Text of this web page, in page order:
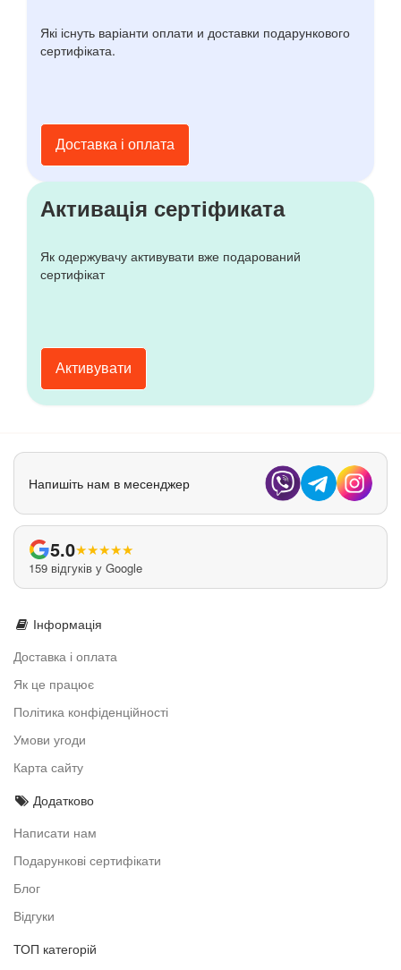
Які існуть варіанти оплати и доставки подарункового
сертифіката.
Доставка і оплата
Активація сертіфиката
Як одержувачу активувати вже подарований
сертифікат
Активувати
Напишіть нам в месенджер
5.0★★★★★
159 відгуків у Google
Інформація
Доставка і оплата
Як це працює
Політика конфіденційності
Умови угоди
Карта сайту
Додатково
Написати нам
Подарункові сертифікати
Блог
Відгуки
ТОП категорій